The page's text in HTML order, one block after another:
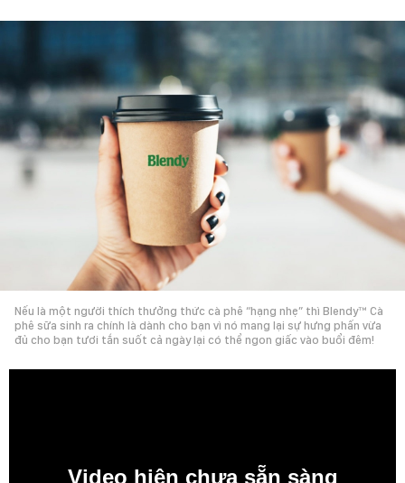
Nếu là một người thích thưởng thức cà phê “hạng nhẹ” thì Blendy™ Cà
phê sữa sinh ra chính là dành cho bạn vì nó mang lại sự hưng phấn vừa
đủ cho bạn tươi tắn suốt cả ngày lại có thể ngon giấc vào buổi đêm!
Video hiện chưa sẵn sàng